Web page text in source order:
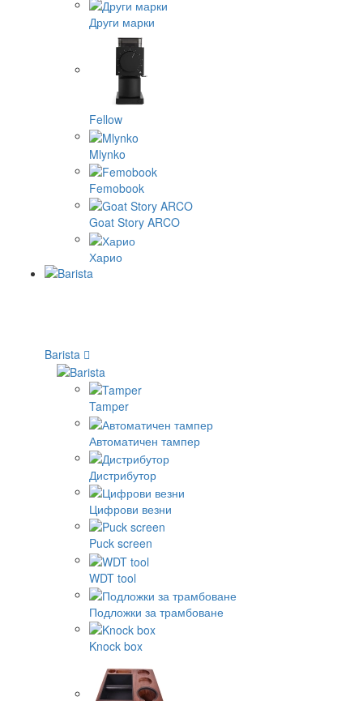
Други марки
Fellow
Mlynko
Femobook
Goat Story ARCO
Харио
Barista
Tamper
Автоматичен тампер
Дистрибутор
Цифрови везни
Puck screen
WDT tool
Подложки за трамбоване
Knock box